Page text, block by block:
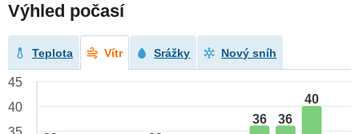
Výhled počasí
Teplota Vítr Srážky Nový sníh
36 36
40
45
40